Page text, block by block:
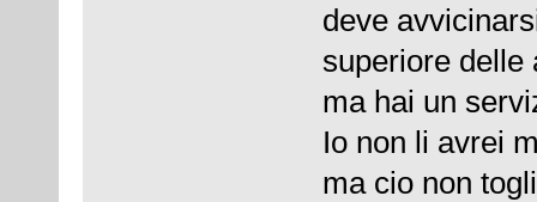
deve
superiore delle
ma hai un
Io non li avrei
ma cio non